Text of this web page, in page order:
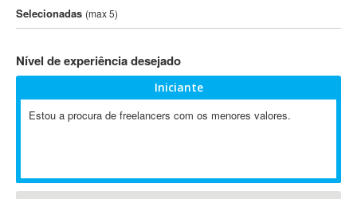
3DS Max
3GSM
802.11
A-GPS
ABAP
Selecionadas (max 5)
Nível de experiência desejado
Iniciante
Estou a procura de freelancers com os menores valores.